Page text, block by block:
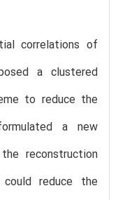
correlations of
a clustered
to reduce the
a new
reconstruction
reduce the